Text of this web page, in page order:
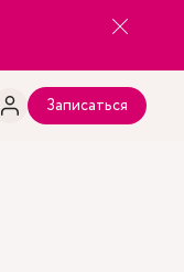
Записаться